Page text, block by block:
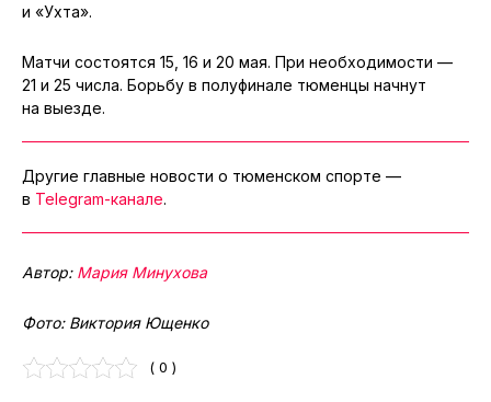
и «Ухта».
Матчи состоятся 15, 16 и 20 мая. При необходимости —
21 и 25 числа. Борьбу в полуфинале тюменцы начнут
на выезде.
Другие главные новости о тюменском спорте —
в Telegram-канале.
Автор: Мария Минухова
Фото: Виктория Ющенко
( 0 )